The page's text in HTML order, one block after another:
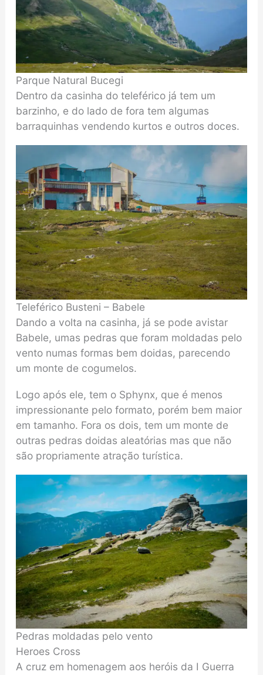
Parque Natural Bucegi
Dentro da casinha do teleférico já tem um
barzinho, e do lado de fora tem algumas
barraquinhas vendendo kurtos e outros doces.
Teleférico Busteni – Babele
Dando a volta na casinha, já se pode avistar
Babele, umas pedras que foram moldadas pelo
vento numas formas bem doidas, parecendo
um monte de cogumelos.
Logo após ele, tem o Sphynx, que é menos
impressionante pelo formato, porém bem maior
em tamanho. Fora os dois, tem um monte de
outras pedras doidas aleatórias mas que não
são propriamente atração turística.
Pedras moldadas pelo vento
Heroes Cross
A cruz em homenagem aos heróis da I Guerra